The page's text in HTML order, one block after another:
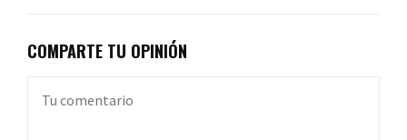
COMPARTE TU OPINIÓN